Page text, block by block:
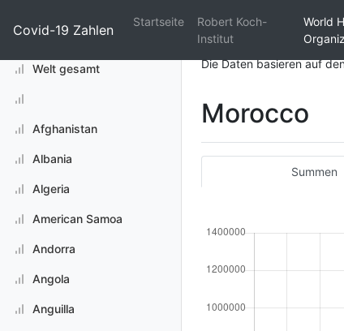
Covid-19 Zahlen
Startseite
Robert Koch-
Institut
World
Welt gesamt
Afghanistan
Albania
Algeria
American Samoa
Andorra
Angola
Anguilla
Die Daten basieren auf
Morocco
Summen